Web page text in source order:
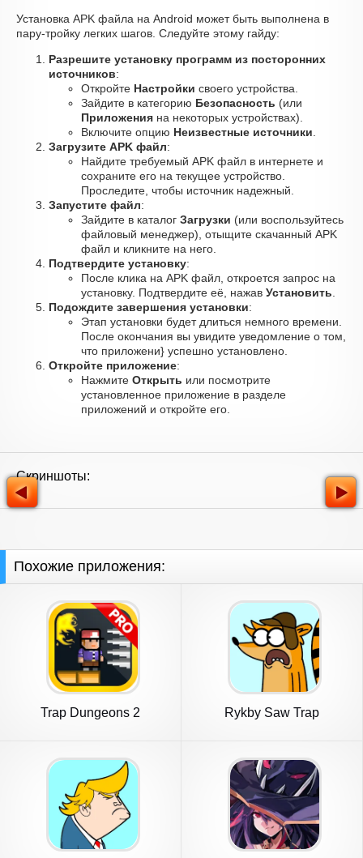
Установка APK файла на Android может быть выполнена в
пару-тройку легких шагов. Следуйте этому гайду:
Разрешите установку программ из посторонних
источников:
Откройте Настройки своего устройства.
Зайдите в категорию Безопасность (или
Приложения на некоторых устройствах).
Включите опцию Неизвестные источники
Загрузите APK файл:
Найдите требуемый APK файл в интернете и
сохраните его на текущее устройство.
Проследите, чтобы источник надежный.
Запустите файл:
Зайдите в каталог Загрузки (или воспользуйтесь
файловый менеджер), отыщите скачанный APK
файл и кликните на него.
Подтвердите установку:
После клика на APK файл, откроется запрос на
установку. Подтвердите её, нажав Установить
Подождите завершения установки:
Этап установки будет длиться немного времени.
После окончания вы увидите уведомление о том,
что приложени} успешно установлено.
Откройте приложение:
Нажмите Открыть или посмотрите
установленное приложение в разделе
приложений и откройте его.
Скриншоты:
Похожие приложения:
Trap Dungeons 2 Rykby Saw Trap